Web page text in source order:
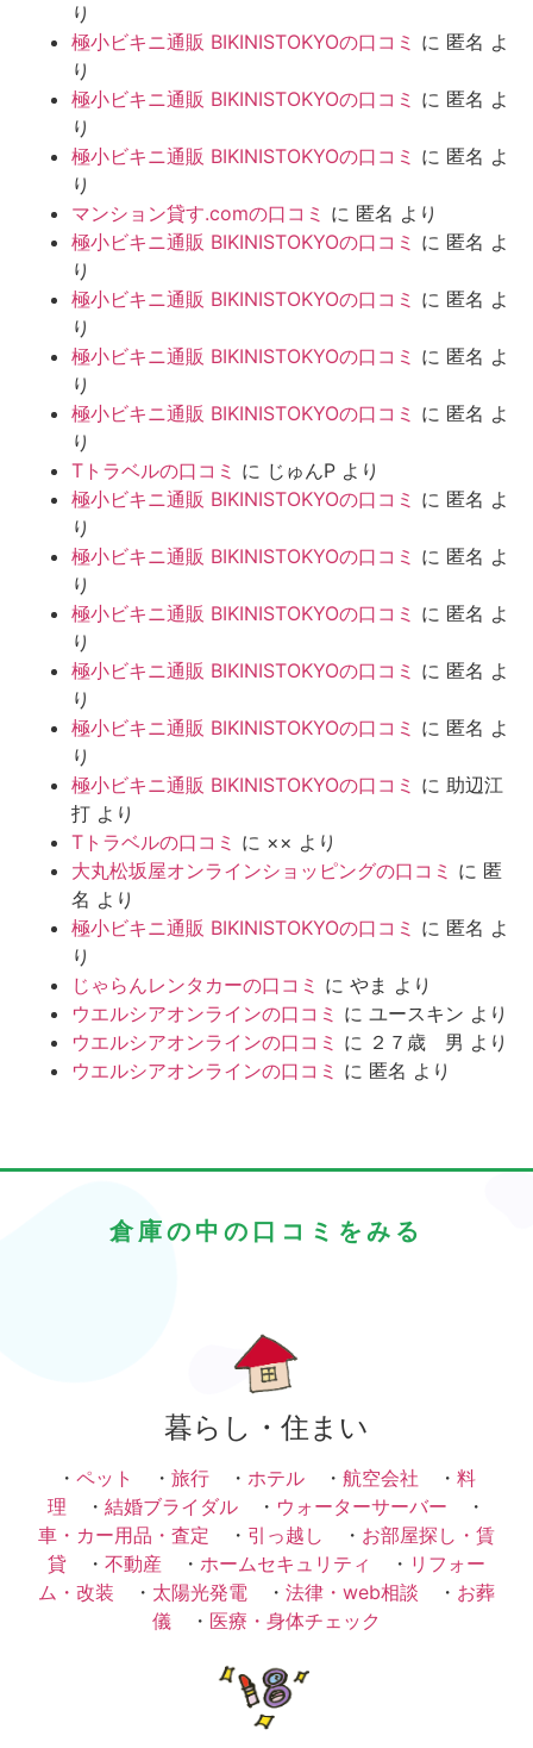
り
極小ビキニ通販 BIKINISTOKYOの口コミ に 匿名 よ
り
極小ビキニ通販 BIKINISTOKYOの口コミ に 匿名 よ
り
極小ビキニ通販 BIKINISTOKYOの口コミ に 匿名 よ
り
マンション貸す.comの口コミ に 匿名 より
極小ビキニ通販 BIKINISTOKYOの口コミ に 匿名 よ
り
極小ビキニ通販 BIKINISTOKYOの口コミ に 匿名 よ
り
極小ビキニ通販 BIKINISTOKYOの口コミ に 匿名 よ
り
極小ビキニ通販 BIKINISTOKYOの口コミ に 匿名 よ
り
Tトラベルの口コミ に じゅんP より
極小ビキニ通販 BIKINISTOKYOの口コミ に 匿名 よ
り
極小ビキニ通販 BIKINISTOKYOの口コミ に 匿名 よ
り
極小ビキニ通販 BIKINISTOKYOの口コミ に 匿名 よ
り
極小ビキニ通販 BIKINISTOKYOの口コミ に 匿名 よ
り
極小ビキニ通販 BIKINISTOKYOの口コミ に 匿名 よ
り
極小ビキニ通販 BIKINISTOKYOの口コミ に 助辺江
打 より
Tトラベルの口コミ に ×× より
大丸松坂屋オンラインショッピングの口コミ に 匿
名 より
極小ビキニ通販 BIKINISTOKYOの口コミ に 匿名 よ
り
じゃらんレンタカーの口コミ に やま より
ウエルシアオンラインの口コミ に ユースキン より
ウエルシアオンラインの口コミ に ２７歳 男 より
ウエルシアオンラインの口コミ に 匿名 より
倉庫の中の口コミをみる
暮らし・住まい
・ ペット ・ 旅行 ・ ホテル ・ 航空会社 ・ 料
理 ・ 結婚ブライダル ・ ウォーターサーバー ・
車・カー用品・査定 ・ 引っ越し ・ お部屋探し・賃
貸 ・ 不動産 ・ ホームセキュリティ ・ リフォー
ム・改装 ・ 太陽光発電 ・ 法律・web相談 ・ お葬
儀 ・ 医療・身体チェック